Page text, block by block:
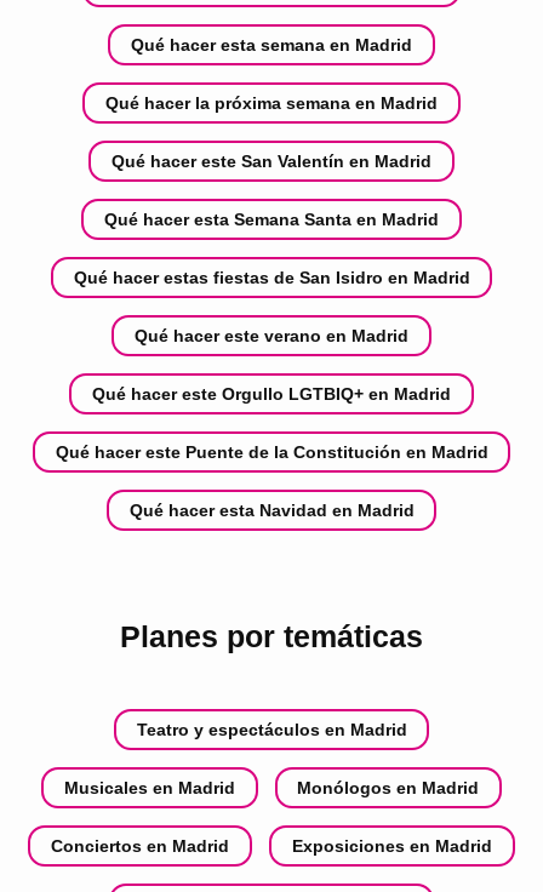
Qué hacer esta semana en Madrid
Qué hacer la próxima semana en Madrid
Qué hacer este San Valentín en Madrid
Qué hacer esta Semana Santa en Madrid
Qué hacer estas fiestas de San Isidro en Madrid
Qué hacer este verano en Madrid
Qué hacer este Orgullo LGTBIQ+ en Madrid
Qué hacer este Puente de la Constitución en Madrid
Qué hacer esta Navidad en Madrid
Planes por temáticas
Teatro y espectáculos en Madrid
Musicales en Madrid Monólogos en Madrid
Conciertos en Madrid Exposiciones en Madrid